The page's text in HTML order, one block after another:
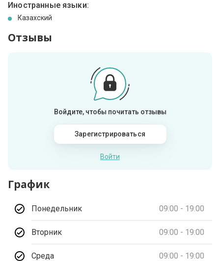
Иностранные языки:
Казахский
Отзывы
Войдите, чтобы почитать отзывы
Зарегистрироваться
Войти
График
Понедельник 09:00 - 19:00
Вторник 09:00 - 19:00
Среда 09:00 - 19:00